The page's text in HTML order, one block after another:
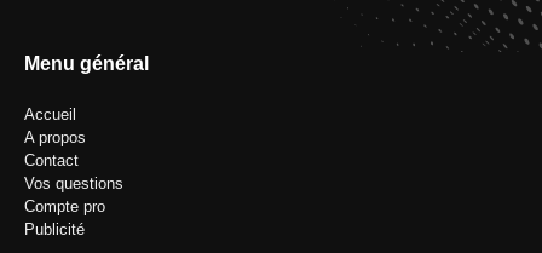
Menu général
Accueil
A propos
Contact
Vos questions
Compte pro
Publicité